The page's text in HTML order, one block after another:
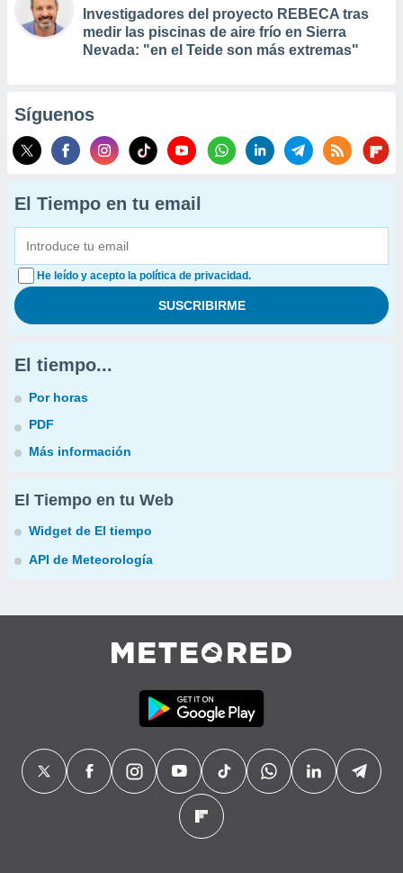
Investigadores del proyecto REBECA tras
medir las piscinas de aire frío en Sierra
Nevada: "en el Teide son más extremas"
Síguenos
El Tiempo en tu email
He leído y acepto la política de privacidad.
El tiempo...
Por horas
PDF
Más información
El Tiempo en tu Web
Widget de El tiempo
API de Meteorología